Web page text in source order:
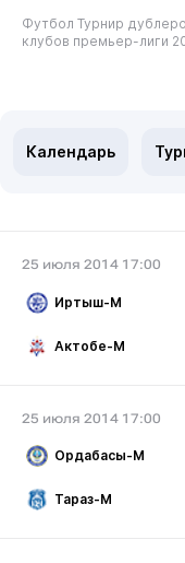
Футбол Турнир
клубов премьер-лиги
Календарь
25 июля 2014 17:00
Иртыш-М
Актобе-М
25 июля 2014 17:00
Ордабасы-М
Тараз-М